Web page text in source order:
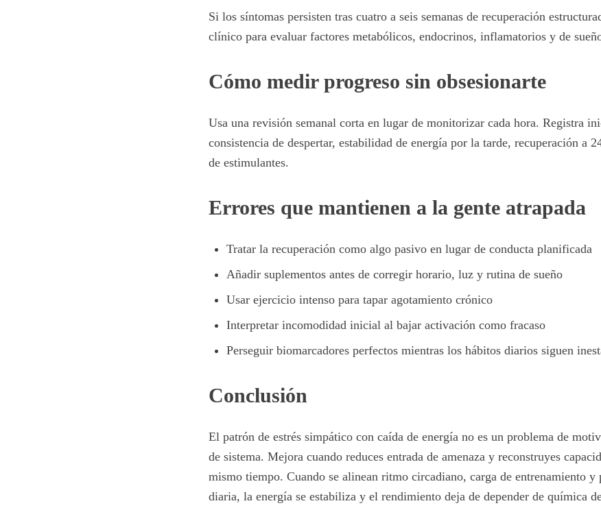
Si los síntomas persisten tras cuatro a seis semanas de recuperación
clínico para evaluar factores metabólicos, endocrinos, inflamatorios y de
Cómo medir progreso sin obsesionarte
Usa una revisión semanal corta en lugar de monitorizar cada hora. Registra
consistencia de despertar, estabilidad de energía por la tarde, recuperación a
de estimulantes.
Errores que mantienen a la gente atrapada
Tratar la recuperación como algo pasivo en lugar de conducta planificada
Añadir suplementos antes de corregir horario, luz y rutina de sueño
Usar ejercicio intenso para tapar agotamiento crónico
Interpretar incomodidad inicial al bajar activación como fracaso
Perseguir biomarcadores perfectos mientras los hábitos diarios siguen
Conclusión
El patrón de estrés simpático con caída de energía no es un problema de
de sistema. Mejora cuando reduces entrada de amenaza y reconstruyes
mismo tiempo. Cuando se alinean ritmo circadiano, carga de entrenamiento y
diaria, la energía se estabiliza y el rendimiento deja de depender de química